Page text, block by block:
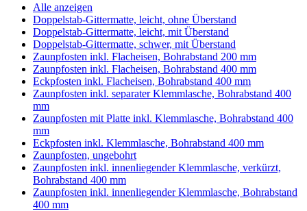
Alle anzeigen
Doppelstab-Gittermatte, leicht, ohne Überstand
Doppelstab-Gittermatte, leicht, mit Überstand
Doppelstab-Gittermatte, schwer, mit Überstand
Zaunpfosten inkl. Flacheisen, Bohrabstand 200 mm
Zaunpfosten inkl. Flacheisen, Bohrabstand 400 mm
Eckpfosten inkl. Flacheisen, Bohrabstand 400 mm
Zaunpfosten inkl. separater Klemmlasche, Bohrabstand 400
mm
Zaunpfosten mit Platte inkl. Klemmlasche, Bohrabstand 400
mm
Eckpfosten inkl. Klemmlasche, Bohrabstand 400 mm
Zaunpfosten, ungebohrt
Zaunpfosten inkl. innenliegender Klemmlasche, verkürzt,
Bohrabstand 400 mm
Zaunpfosten inkl. innenliegender Klemmlasche, Bohrabstand
400 mm